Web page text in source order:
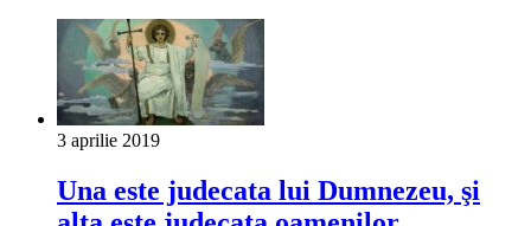
3 aprilie 2019
Una este judecata lui Dumnezeu, şi